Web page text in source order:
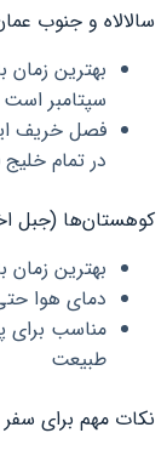
سالالاه و جنوب
بهترین زمان
سپتامبر است
فصل خریف
در تمام
کوهستان‌ها
بهترین زمان
دمای هوا
مناسب برای
طبیعت
نکات مهم برای